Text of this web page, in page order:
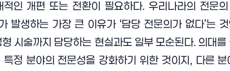
인 개편 또는 전환이 필요하다. 우리나라의 전문
발생하는 가장 큰 이유가 ‘담당 전문의가 없다’는
시술까지 담당하는 현실과도 일부 모순된다. 의대
정 분야의 전문성을 강화하기 위한 것이지, 다른